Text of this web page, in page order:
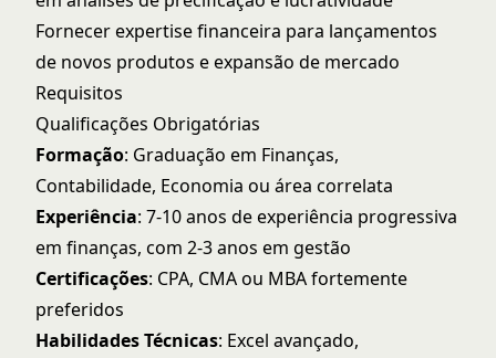
Fornecer expertise financeira para lançamentos
de novos produtos e expansão de mercado
Requisitos
Qualificações Obrigatórias
Formação: Graduação em Finanças,
Contabilidade, Economia ou área correlata
Experiência: 7-10 anos de experiência progressiva
em finanças, com 2-3 anos em gestão
Certificações: CPA, CMA ou MBA fortemente
preferidos
Habilidades Técnicas: Excel avançado,